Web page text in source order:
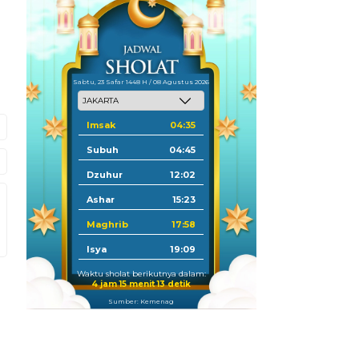
Sabtu, 23 Safar 1448 H / 08 Agustus 2026
Imsak 04:35
Subuh 04:45
Dzuhur 12:02
Ashar 15:23
Maghrib 17:58
Isya 19:09
Waktu sholat berikutnya dalam:
4 jam 15 menit 12 detik
Sumber: Kemenag